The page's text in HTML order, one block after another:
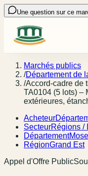
Une question sur ce
Marchés publics
/Département de
/Accord-cadre de
TA0104 (5 lots) –
extérieures,
Acheteur
SecteurRégions /
Département
RégionGrand Est
Appel d'Offre Public